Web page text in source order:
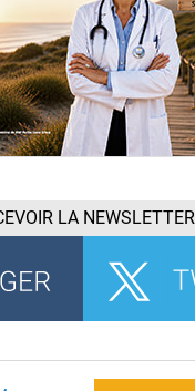
LA NEWSLETTER